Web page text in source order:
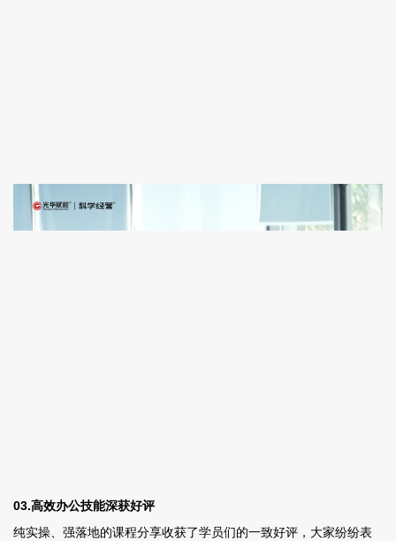
03.高效办公技能深获好评
纯实操、强落地的课程分享收获了学员们的一致好评，大家纷纷表